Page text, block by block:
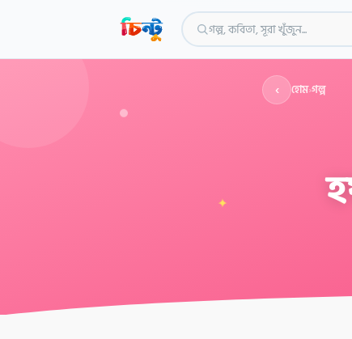
গল্প, কবিতা, সূরা খুঁজুন...
✦
‹ হোম›গল্প